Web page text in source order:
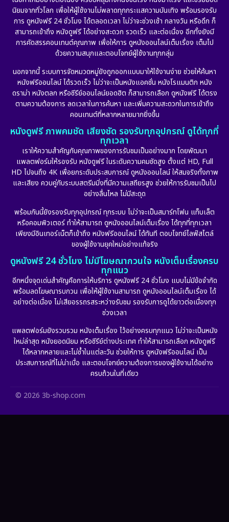
Disaster (10)
Disney+ (21)
Drama ดราม่า (882)
Dystopian (17)
Emotional (101)
Epic มหากาพย์ (17)
Erotic (10)
Fantasy จินตนาการ (253)
Film
Gothic (6)
HBO GO (10)
HBO Max (2)
Healing
Heist (7)
นิยมจากทั่วโลก เพื่อให้ผู้ใช้งานไม่พลาดทุกกระแสความบันเทิง พร้อมรองรับ
การ ดูหนังฟรี 24 ชั่วโมง ได้ตลอดเวลา ไม่ว่าจะช่วงเช้า กลางวัน หรือดึก ก็
สามารถเข้าถึง หนังดูฟรี ได้อย่างสะดวก รวดเร็ว และต่อเนื่อง อีกทั้งยังมี
การคัดสรรคอนเทนต์คุณภาพ เพื่อให้การ ดูหนังออนไลน์เต็มเรื่อง เต็มไป
ด้วยความสนุกและตอบโจทย์ผู้ใช้งานทุกกลุ่ม
นอกจากนี้ ระบบการจัดหมวดหมู่ยังถูกออกแบบมาให้ใช้งานง่าย ช่วยให้ค้นหา
หนังฟรีออนไลน์ ได้รวดเร็ว ไม่ว่าจะเป็นหนังแอคชั่น หนังโรแมนติก หนัง
ดราม่า หนังตลก หรือซีรีย์ออนไลน์ยอดฮิต ก็สามารถเลือก ดูหนังฟรี ได้ตรง
ตามความต้องการ ลดเวลาในการค้นหา และเพิ่มความสะดวกในการเข้าถึง
คอนเทนต์ที่หลากหลายมากยิ่งขึ้น
หนังดูฟรี ภาพคมชัด เสียงชัด รองรับทุกอุปกรณ์ ดูได้ทุกที่
ทุกเวลา
เราให้ความสำคัญกับคุณภาพของการรับชมเป็นอย่างมาก โดยพัฒนา
แพลตฟอร์มให้รองรับ หนังดูฟรี ในระดับความคมชัดสูง ตั้งแต่ HD, Full
HD ไปจนถึง 4K เพื่อยกระดับประสบการณ์ ดูหนังออนไลน์ ให้สมจริงทั้งภาพ
และเสียง ควบคู่กับระบบสตรีมมิ่งที่มีความเสถียรสูง ช่วยให้การรับชมเป็นไป
อย่างลื่นไหล ไม่มีสะดุด
พร้อมกันนี้ยังรองรับทุกอุปกรณ์ ทุกระบบ ไม่ว่าจะเป็นสมาร์ทโฟน แท็บเล็ต
หรือคอมพิวเตอร์ ทำให้สามารถ ดูหนังออนไลน์เต็มเรื่อง ได้ทุกที่ทุกเวลา
เพียงมีอินเทอร์เน็ตก็เข้าถึง หนังฟรีออนไลน์ ได้ทันที ตอบโจทย์ไลฟ์สไตล์
ของผู้ใช้งานยุคใหม่อย่างแท้จริง
ดูหนังฟรี 24 ชั่วโมง ไม่มีโฆษณากวนใจ หนังเต็มเรื่องครบ
ทุกแนว
อีกหนึ่งจุดเด่นสำคัญคือการให้บริการ ดูหนังฟรี 24 ชั่วโมง แบบไม่มีข้อจำกัด
พร้อมลดโฆษณารบกวน เพื่อให้ผู้ใช้งานสามารถ ดูหนังออนไลน์เต็มเรื่อง ได้
อย่างต่อเนื่อง ไม่เสียอรรถรสระหว่างรับชม รองรับการดูได้ยาวต่อเนื่องทุก
ช่วงเวลา
แพลตฟอร์มยังรวบรวม หนังเต็มเรื่อง ไว้อย่างครบทุกแนว ไม่ว่าจะเป็นหนัง
ใหม่ล่าสุด หนังยอดนิยม หรือซีรีย์ต่างประเทศ ทำให้สามารถเลือก หนังดูฟรี
ได้หลากหลายและไม่ซ้ำในแต่ละวัน ช่วยให้การ ดูหนังฟรีออนไลน์ เป็น
ประสบการณ์ที่ไม่น่าเบื่อ และตอบโจทย์ความต้องการของผู้ใช้งานได้อย่าง
ครบถ้วนในที่เดียว
© 2026 3b-shop.com